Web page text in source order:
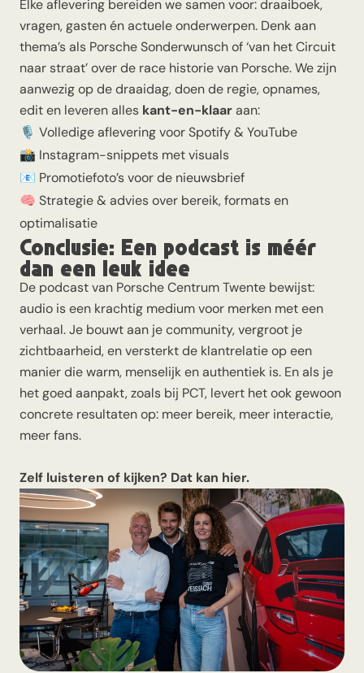
Elke aflevering bereiden we samen voor: draaiboek,
vragen, gasten én actuele onderwerpen. Denk aan
thema’s als Porsche Sonderwunschof ‘van het Circuit
naar straat’over de race historie van Porsche. We zijn
aanwezig op de draaidag, doen de regie, opnames,
edit en leveren alles kant-en-klaaraan:
🎙 Volledige aflevering voor Spotify & YouTube
📸 Instagram-snippets met visuals
📧 Promotiefoto’s voor de nieuwsbrief
🧠 Strategie & advies over bereik, formats en
optimalisatie
Conclusie: Een podcast is méér
dan een leuk idee
De podcast van Porsche Centrum Twente bewijst:
audio is een krachtig medium voor merken met een
verhaal. Je bouwt aan je community, vergroot je
zichtbaarheid, en versterkt de klantrelatie op een
manier die warm, menselijk en authentiek is. En als je
het goed aanpakt, zoals bij PCT, levert het ook gewoon
concrete resultaten op: meer bereik, meer interactie,
meer fans.
Zelf luisteren of kijken? Dat kan hier.